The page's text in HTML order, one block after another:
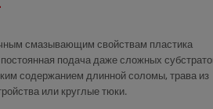
смазывающим свойствам пластика
подача даже сложных
содержанием длинной соломы, трава из
или круглые тюки.